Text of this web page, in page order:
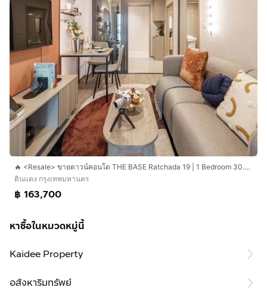
🔥 <Resale> ขายดาวน์คอนโด THE BASE Ratchada 19 | 1 Bedroom 30.5 ตร.ม. | ห้องแต่งครบ | พร้อมอยู่ ก.ย.69 | ฟรีของแถม 6 รายการ | ชั้น 5
ดินแดง กรุงเทพมหานคร
฿ 163,700
หาซื้อในหมวดหมู่นี้
Kaidee Property
อสังหาริมทรัพย์